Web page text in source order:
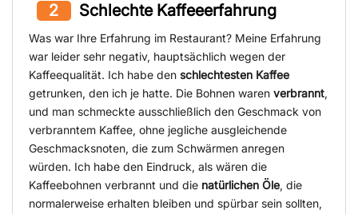
2 Schlechte Kaffeeerfahrung
Was war Ihre Erfahrung im Restaurant? Meine Erfahrung
war leider sehr negativ, hauptsächlich wegen der
Kaffeequalität. Ich habe den schlechtesten Kaffee
getrunken, den ich je hatte. Die Bohnen waren verbrannt,
und man schmeckte ausschließlich den Geschmack von
verbranntem Kaffee, ohne jegliche ausgleichende
Geschmacksnoten, die zum Schwärmen anregen
würden. Ich habe den Eindruck, als wären die
Kaffeebohnen verbrannt und die natürlichen Öle, die
normalerweise erhalten bleiben und spürbar sein sollten,